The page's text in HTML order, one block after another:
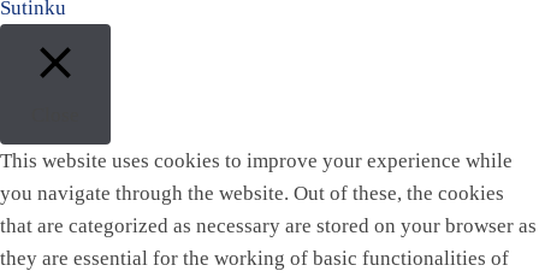
Sutinku
This website uses cookies to improve your experience while
you navigate through the website. Out of these, the cookies
that are categorized as necessary are stored on your browser as
they are essential for the working of basic functionalities of